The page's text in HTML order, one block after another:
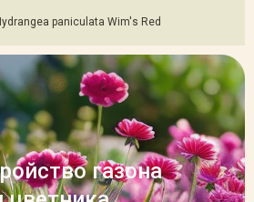
paniculata Wim's Red
газона